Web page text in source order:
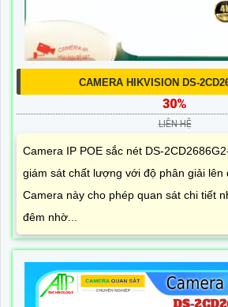
CAMERA HIKVISION DS-
30%
LIÊN HỆ
Camera IP POE sắc nét DS-
giám sát chất lượng với độ phân giải lên
Camera này cho phép quan sát chi tiết
đêm nhờ...